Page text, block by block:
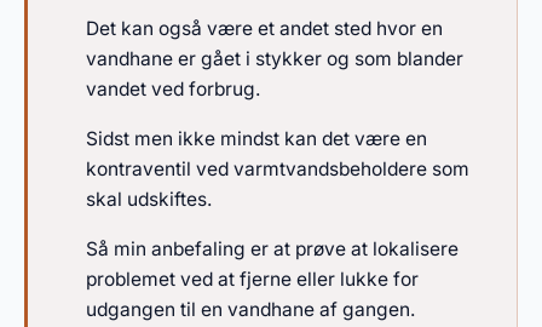
Det kan også være et andet sted hvor en
vandhane er gået i stykker og som blander
vandet ved forbrug.
Sidst men ikke mindst kan det være en
kontraventil ved varmtvandsbeholdere som
skal udskiftes.
Så min anbefaling er at prøve at lokalisere
problemet ved at fjerne eller lukke for
udgangen til en vandhane af gangen.